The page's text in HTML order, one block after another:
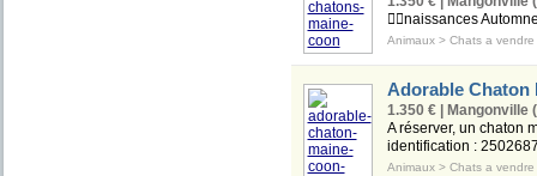
🧚‍♀️naissances
Animaux> Chats a vendre
Adorable Chaton
1.350 € | Mangonville
A réserver, un chaton
identification :
Animaux> Chats a vendre